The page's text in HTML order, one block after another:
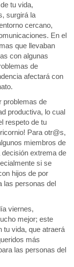
tu vida,
surgirá la
cercano,
En el
que llevaban
con algunas
de
afectará con
problemas de
productiva, lo cual
respeto de tu
Para otr@s,
miembros de
extrema de
si se
hijos de por
las personas del
viernes,
mejor; este
tu vida, que atraerá
más
las personas del